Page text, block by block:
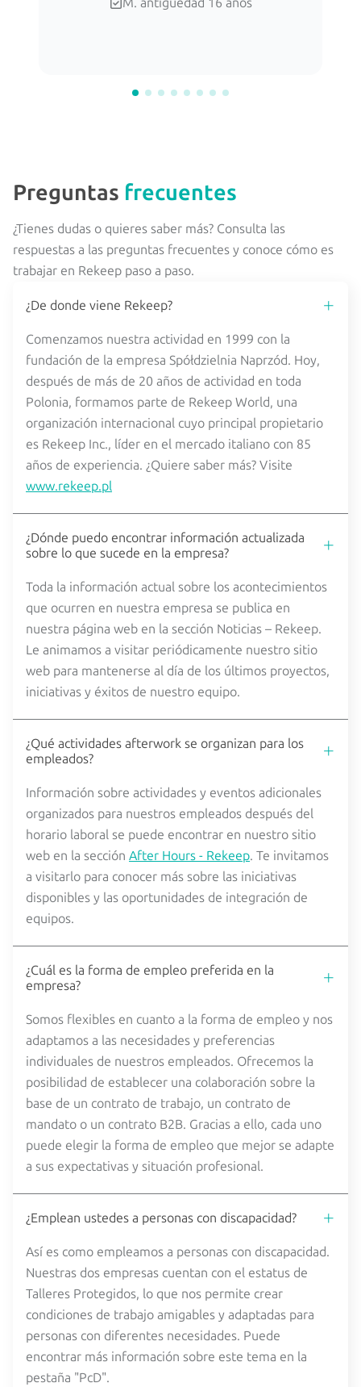
Preguntas frecuentes
¿Tienes dudas o quieres saber más? Consulta las
respuestas a las preguntas frecuentes y conoce cómo es
trabajar en Rekeep paso a paso.
¿De donde viene Rekeep?
Comenzamos nuestra actividad en 1999 con la
fundación de la empresa Spółdzielnia Naprzód. Hoy,
después de más de 20 años de actividad en toda
Polonia, formamos parte de Rekeep World, una
organización internacional cuyo principal propietario
es Rekeep Inc., líder en el mercado italiano con 85
años de experiencia. ¿Quiere saber más? Visite
www.rekeep.pl
¿Dónde puedo encontrar información actualizada
sobre lo que sucede en la empresa?
Toda la información actual sobre los acontecimientos
que ocurren en nuestra empresa se publica en
nuestra página web en la sección Noticias – Rekeep.
Le animamos a visitar periódicamente nuestro sitio
web para mantenerse al día de los últimos proyectos,
iniciativas y éxitos de nuestro equipo.
¿Qué actividades afterwork se organizan para los
empleados?
Información sobre actividades y eventos adicionales
organizados para nuestros empleados después del
horario laboral se puede encontrar en nuestro sitio
web en la sección After Hours - Rekeep. Te invitamos
a visitarlo para conocer más sobre las iniciativas
disponibles y las oportunidades de integración de
equipos.
¿Cuál es la forma de empleo preferida en la
empresa?
Somos flexibles en cuanto a la forma de empleo y nos
adaptamos a las necesidades y preferencias
individuales de nuestros empleados. Ofrecemos la
posibilidad de establecer una colaboración sobre la
base de un contrato de trabajo, un contrato de
mandato o un contrato B2B. Gracias a ello, cada uno
puede elegir la forma de empleo que mejor se adapte
a sus expectativas y situación profesional.
¿Emplean ustedes a personas con discapacidad?
Así es como empleamos a personas con discapacidad.
Nuestras dos empresas cuentan con el estatus de
Talleres Protegidos, lo que nos permite crear
condiciones de trabajo amigables y adaptadas para
personas con diferentes necesidades. Puede
encontrar más información sobre este tema en la
pestaña "PcD".